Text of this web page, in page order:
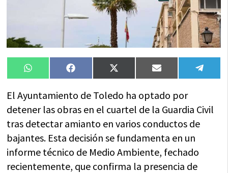
Compartir
en
WhatsAppCompartir
en
FacebookCompartir
en
X
(Twitter)
Compartir
en
Email
en
El Ayuntamiento de Toledo ha optado por
detener las obras en el cuartel de la Guardia Civil
tras detectar amianto en varios conductos de
bajantes. Esta decisión se fundamenta en un
informe técnico de Medio Ambiente, fechado
recientemente, que confirma la presencia de